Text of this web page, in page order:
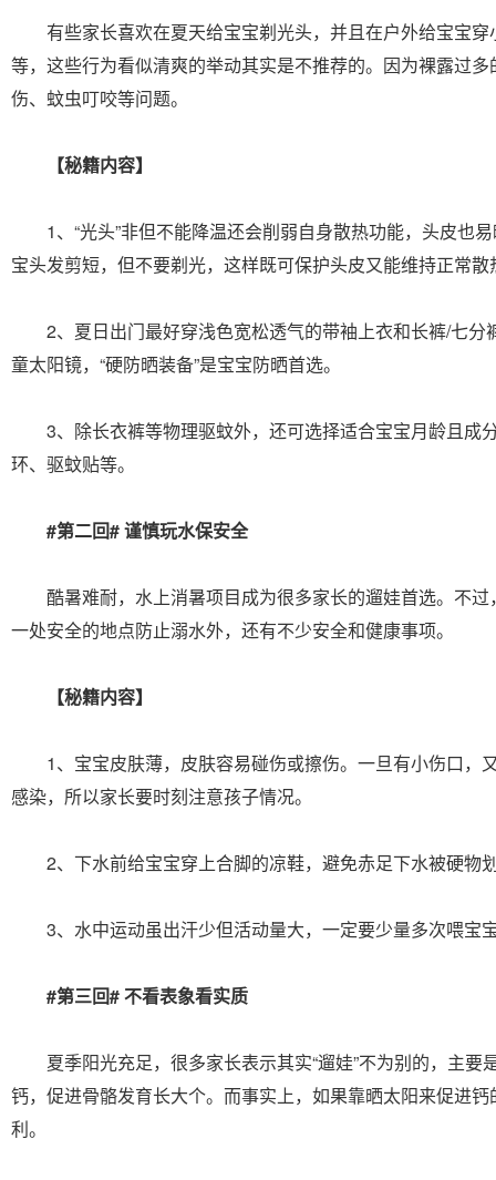
有些家长喜欢在夏天给宝宝剃光头，并且在户外给宝宝穿
等，这些行为看似清爽的举动其实是不推荐的。因为裸露过
伤、蚊虫叮咬等问题。
【秘籍内容】
1、“光头”非但不能降温还会削弱自身散热功能，头皮也
宝头发剪短，但不要剃光，这样既可保护头皮又能维持正常散
2、夏日出门最好穿浅色宽松透气的带袖上衣和长裤/七分
童太阳镜，“硬防晒装备”是宝宝防晒首选。
3、除长衣裤等物理驱蚊外，还可选择适合宝宝月龄且成
环、驱蚊贴等。
#第二回# 谨慎玩水保安全
酷暑难耐，水上消暑项目成为很多家长的遛娃首选。不过
一处安全的地点防止溺水外，还有不少安全和健康事项。
【秘籍内容】
1、宝宝皮肤薄，皮肤容易碰伤或擦伤。一旦有小伤口，
感染，所以家长要时刻注意孩子情况。
2、下水前给宝宝穿上合脚的凉鞋，避免赤足下水被硬物
3、水中运动虽出汗少但活动量大，一定要少量多次喂宝
#第三回# 不看表象看实质
夏季阳光充足，很多家长表示其实“遛娃”不为别的，主要
钙，促进骨骼发育长大个。而事实上，如果靠晒太阳来促进
利。